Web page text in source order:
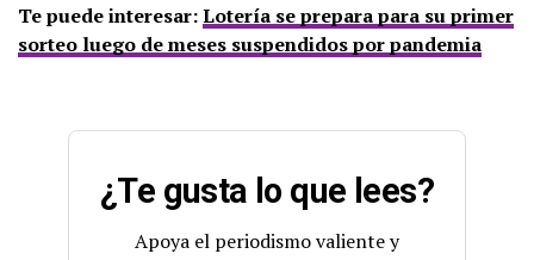
Te puede interesar:Lotería se prepara para su primer
sorteo luego de meses suspendidos por pandemia
¿Te gusta lo que lees?
Apoya el periodismo valiente y